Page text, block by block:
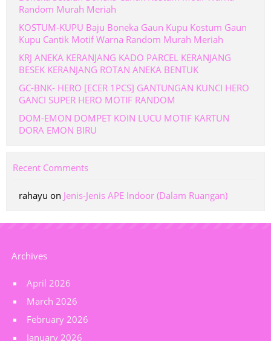
Random Murah Meriah
KOSTUM-KUPU Baju Boneka Gaun Kupu Kostum Gaun
Kupu Cantik Motif Warna Random Murah Meriah
KRJ ANEKA KERANJANG KADO PARCEL KERANJANG
BESEK KERANJANG ROTAN ANEKA BENTUK
GC-BNK- HERO [ECER 1PCS] GANTUNGAN KUNCI HERO
GANCI SUPER HERO MOTIF RANDOM
DOM-EMON DOMPET KOIN LUCU MOTIF KARTUN
DORA EMON BIRU
Recent Comments
rahayu on Jenis-Jenis APE Indoor (Dalam Ruangan)
Archives
April 2026
March 2026
February 2026
January 2026